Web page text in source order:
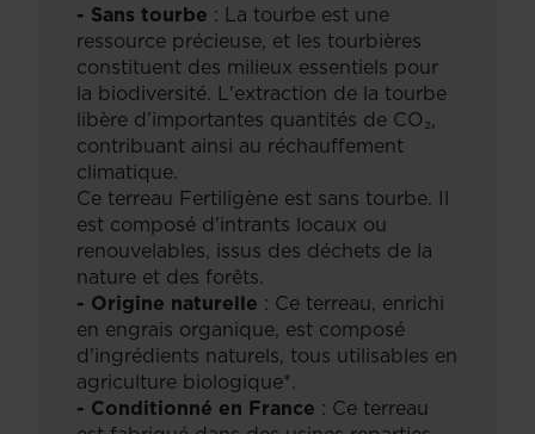
- Sans tourbe : La tourbe est une
ressource précieuse, et les tourbières
constituent des milieux essentiels pour
la biodiversité. L'extraction de la tourbe
libère d’importantes quantités de CO₂,
contribuant ainsi au réchauffement
climatique.
Ce terreau Fertiligène est sans tourbe. Il
est composé d'intrants locaux ou
renouvelables, issus des déchets de la
nature et des forêts.
- Origine naturelle : Ce terreau, enrichi
en engrais organique, est composé
d'ingrédients naturels, tous utilisables en
agriculture biologique*.
- Conditionné en France : Ce terreau